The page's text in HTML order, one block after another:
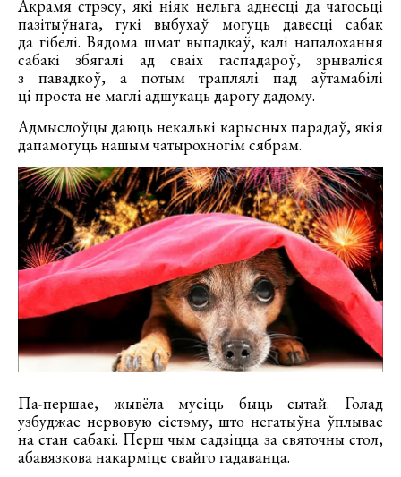
Акрамя стрэсу, які ніяк нельга аднесці да чагосьці
пазітыўнага, гукі выбухаў могуць давесці сабак
да гібелі. Вядома шмат выпадкаў, калі напалоханыя
сабакі збягалі ад сваіх гаспадароў, зрываліся
з павадкоў, а потым траплялі пад аўтамабілі
ці проста не маглі адшукаць дарогу дадому.
Адмыслоўцы даюць некалькі карысных парадаў, якія
дапамогуць нашым чатырохногім сябрам.
Па-першае, жывёла мусіць быць сытай. Голад
узбуджае нервовую сістэму, што негатыўна ўплывае
на стан сабакі. Перш чым садзіцца за святочны стол,
абавязкова накарміце свайго гадаванца.